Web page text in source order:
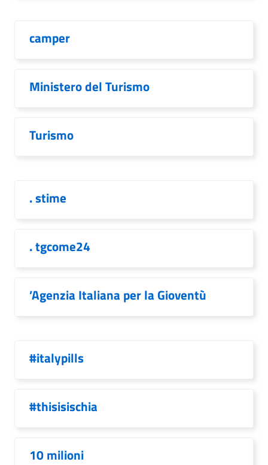
camper
Ministero del Turismo
Turismo
. stime
. tgcome24
’Agenzia Italiana per la Gioventù
#italypills
#thisisischia
10 milioni